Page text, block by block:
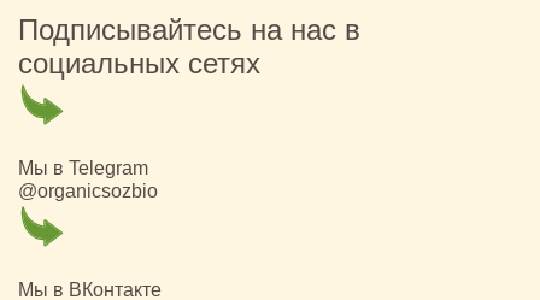
Подписывайтесь на нас в
социальных сетях
Мы в Telegram
@organicsozbio
Мы в ВКонтакте